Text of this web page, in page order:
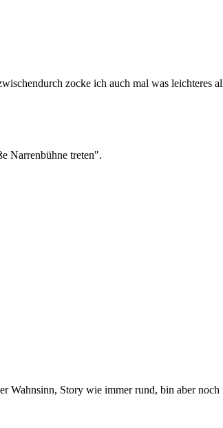
zocke ich auch mal was leichteres
Narrenbühne treten".
Wahnsinn, Story wie immer rund, bin aber